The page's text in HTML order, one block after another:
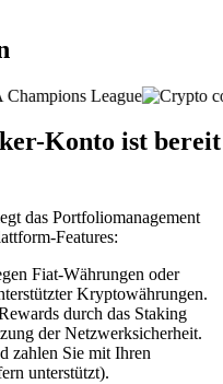
Konto ist bereit
das Portfoliomanagement
Features:
Fiat-Währungen oder
Kryptowährungen.
durch das Staking
der Netzwerksicherheit.
zahlen Sie mit Ihren
unterstützt).